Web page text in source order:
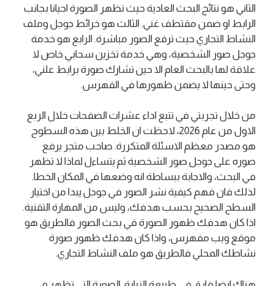
الثاني هو نتائج البحث العادية حيث تظهر الصورة احيانا بجانب
الرابط او ضمن مقتطف غني. الثالث هو خرائط جوجل وملف
النشاط التجاري حيث ترفع الصور مباشرة. الرابع هو خدمة
جوجل صور الشخصية، وهي خدمة تخزين سحابي خاص لا
علاقة لها بالبحث العام الا حين تشارك صورة برابط علني،
وحتى حينها لا يضمن ظهورها في الفهرس.
من خلال تجربتي في تتبع اداء عشرات الصفحات خلال الربع
الاول من عام 2026، لاحظت ان الخلط بين هذه السطوح
هو مصدر معظم الاسئلة المتكررة. صاحب متجر يرفع
صوره على جوجل صور الشخصية ثم يتساءل لماذا لا تظهر
في البحث، والاجابة ببساطة انه وضعها في المكان الخطا.
لذلك فان فهم كيفية نشر الصور في جوجل يبدا من اختيار
السطح الصحيح بحسب هدفك، وليس من المهارة التقنية.
اذا كان هدفك ظهور الصورة في بحث الصور فالطريق هو
موقع ويب مفهرس، واذا كان هدفك ظهور صورة
نشاطك المحلي فالطريق هو ملف النشاط التجاري.